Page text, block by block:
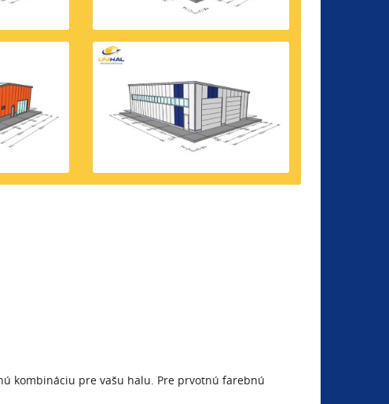
kombináciu pre vašu halu. Pre prvotnú farebnú